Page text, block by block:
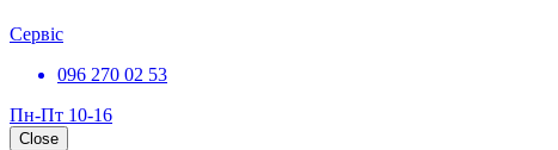
Сервіс
096 270 02 53
Пн-Пт 10-16
Close